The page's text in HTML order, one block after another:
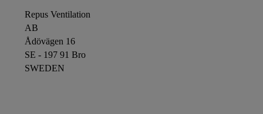
Repus Ventilation
AB
Ådövägen 16
SE - 197 91 Bro
SWEDEN